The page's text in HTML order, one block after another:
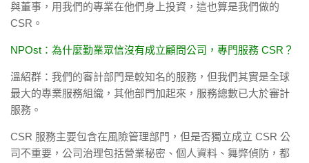
與董事，用我們的專業在他們身上投資，這也算是我們做的
CSR。
NPOst：為什麼勤業眾信沒有成立顧問公司，專門服務 CSR？
溫紹群：我們的審計部門是較知名的服務，但我們其實是全球
最大的專業服務組織，其他部門加起來，服務總數已大於審計
服務。
CSR 服務主要包含在風險管理部門，但是否獨立成立 CSR 公
司不重要，公司治理包括營業秘密、個人資料、舞弊偵防，都